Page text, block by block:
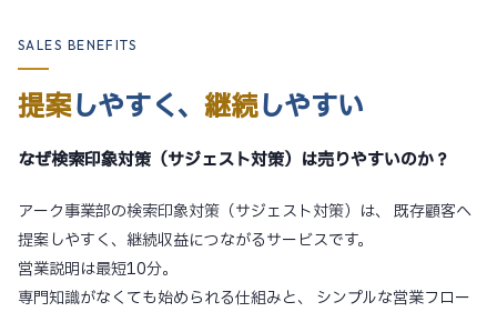
SALES BENEFITS
提案しやすく、 継続しやすい
なぜ検索印象対策（サジェスト対策）は売りやすいのか？
アーク事業部の検索印象対策（サジェスト対策）は、 既存顧客へ
提案しやすく、継続収益につながるサービスです。
営業説明は最短10分。
専門知識がなくても始められる仕組みと、
シンプルな営業フロー